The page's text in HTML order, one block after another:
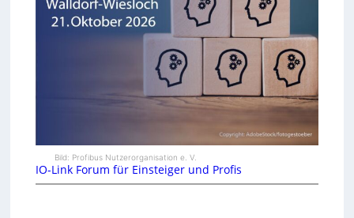
Bild: Profibus Nutzerorganisation e. V.
IO-Link Forum für Einsteiger und Profis